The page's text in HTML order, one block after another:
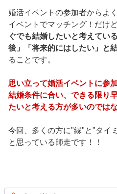
婚活イベントの参加者からよ
イベントでマッチング！だけど
ぐでも結婚したいと考えてい
後」「将来的にはしたい」と
ることです。
思い立って婚活イベントに参
結婚条件に合い、できる限り
たいと考える方が多いのでは
今回、多くの方に"縁"と"タイ
と思っている師走です！！